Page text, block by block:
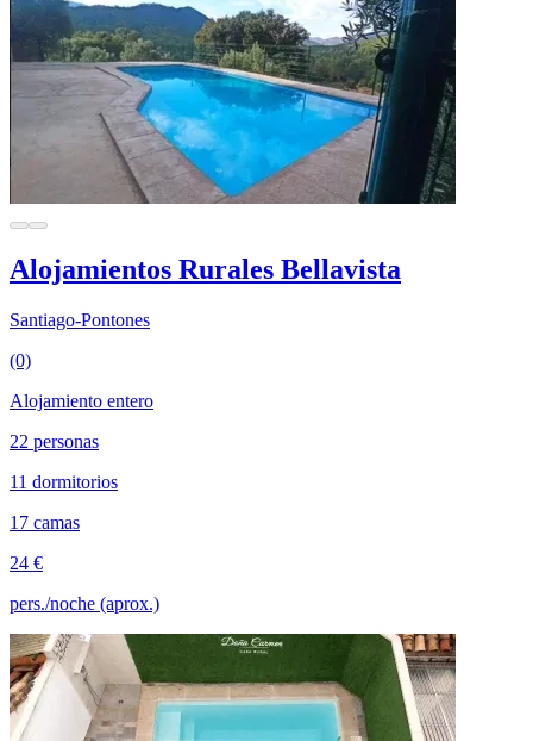
Alojamientos Rurales Bellavista
Santiago-Pontones
(0)
Alojamiento entero
22 personas
11 dormitorios
17 camas
24 €
pers./noche (aprox.)